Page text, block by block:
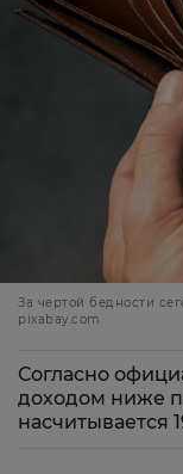
За чертой бедности
pixabay.com
Согласно
доходом ниже
насчитывается